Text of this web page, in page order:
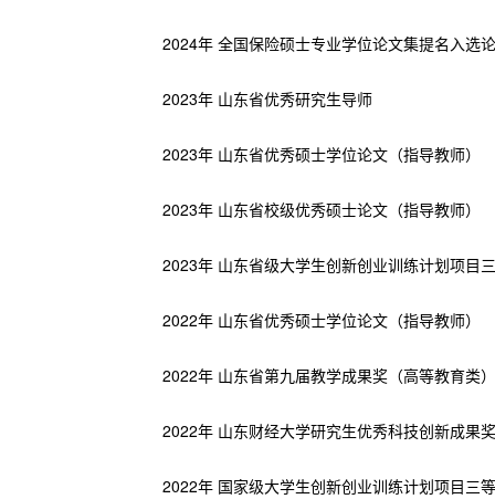
2024年 全国保险硕士专业学位论文集提名入选
2023年 山东省优秀研究生导师
2023年 山东省优秀硕士学位论文（指导教师）
2023年 山东省校级优秀硕士论文（指导教师）
2023年 山东省级大学生创新创业训练计划项目
2022年 山东省优秀硕士学位论文（指导教师）
2022年 山东省第九届教学成果奖（高等教育类
2022年 山东财经大学研究生优秀科技创新成果
2022年 国家级大学生创新创业训练计划项目三